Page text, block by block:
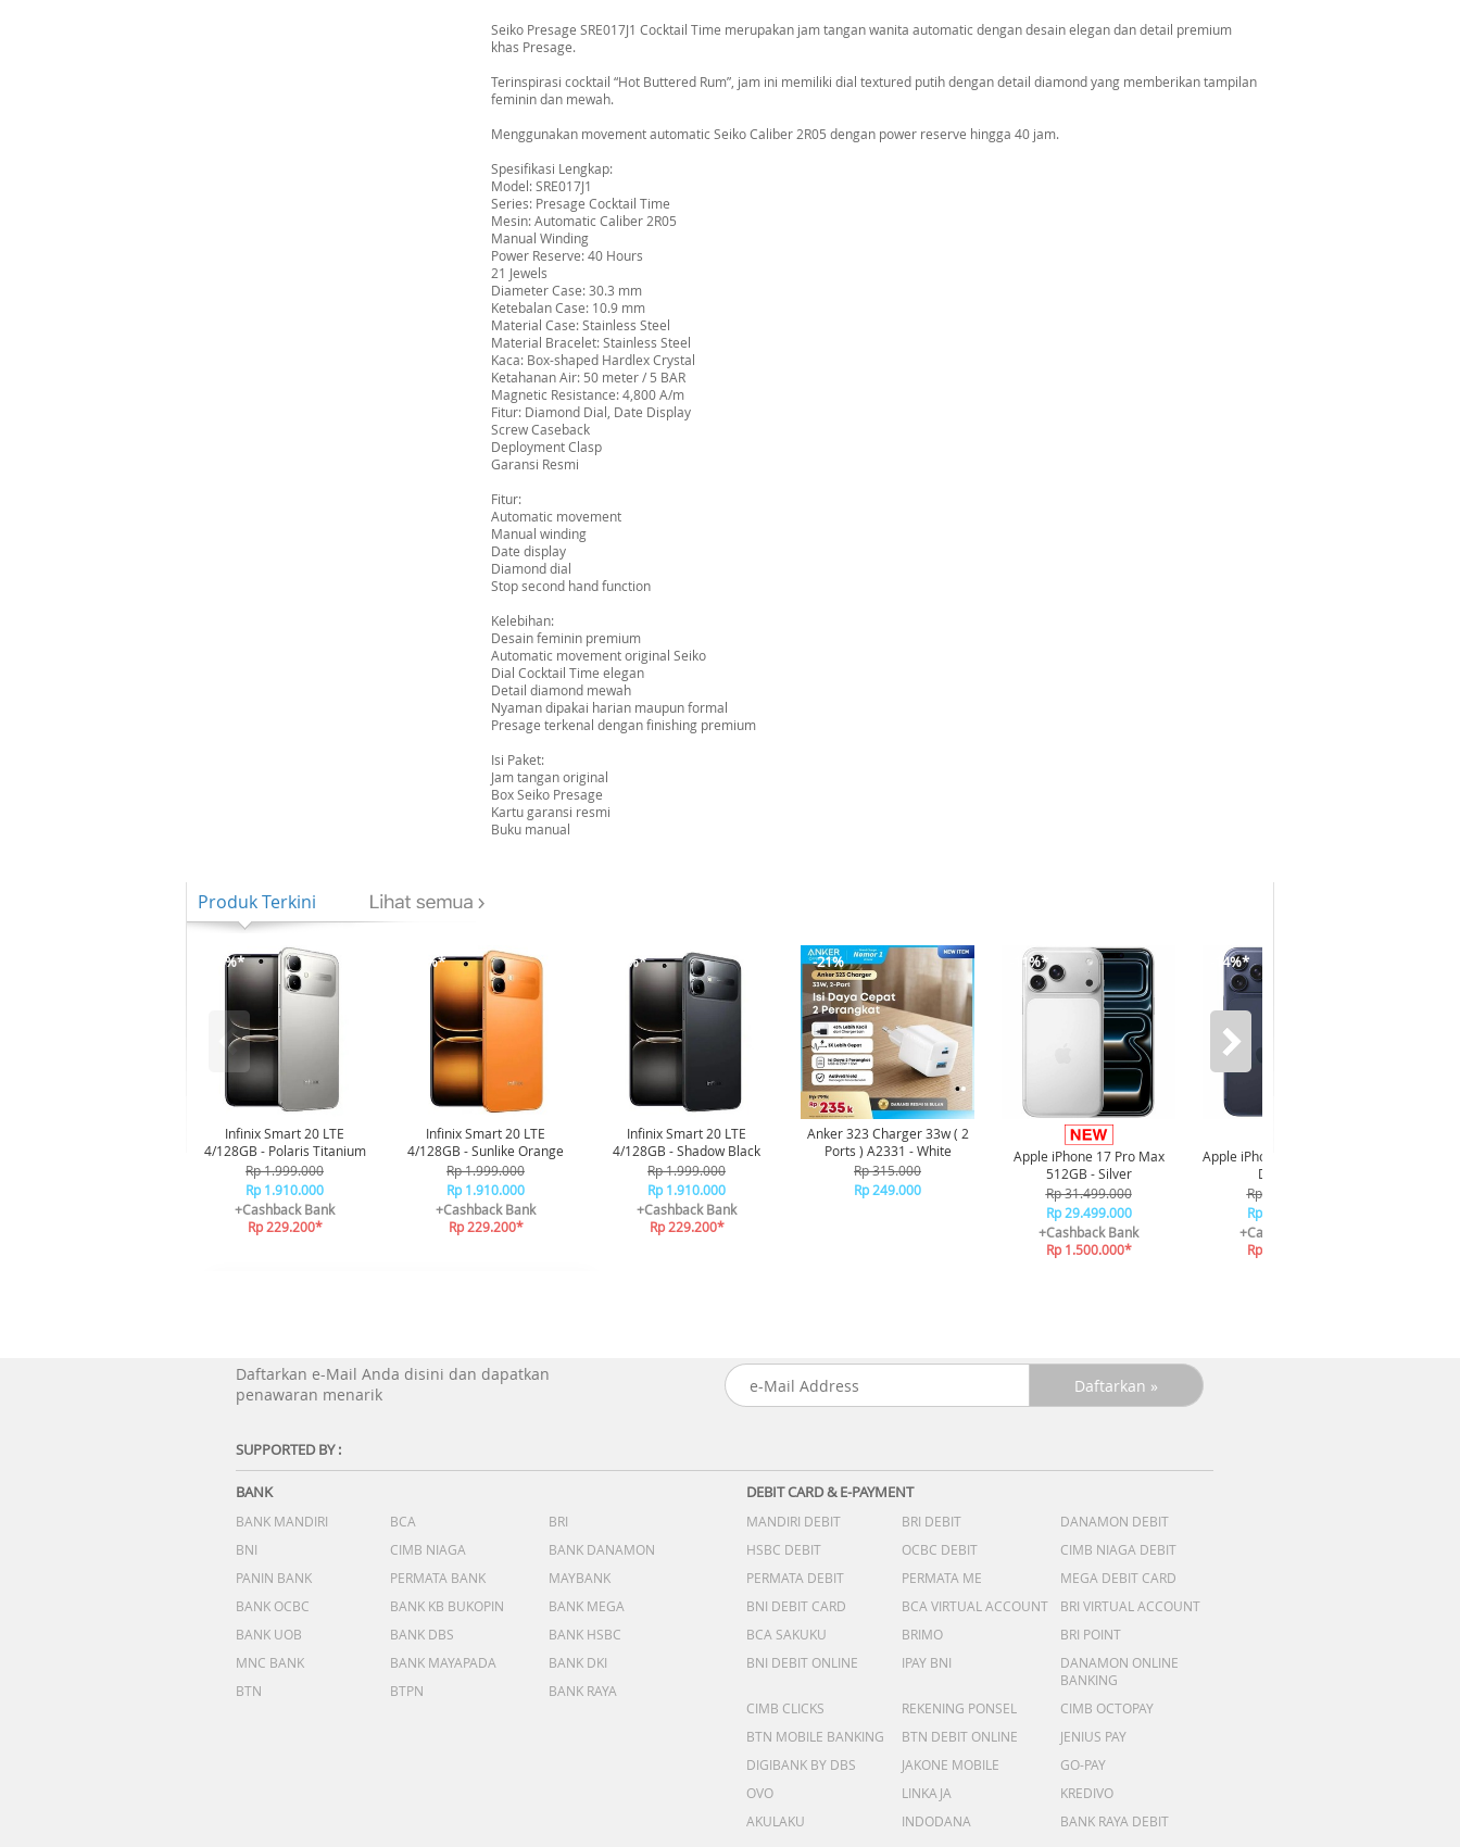
Seiko Presage SRE017J1 Cocktail Time merupakan jam tangan wanita automatic dengan desain elegan dan detail premium
khas Presage.
Terinspirasi cocktail “Hot Buttered Rum”, jam ini memiliki dial textured putih dengan detail diamond yang memberikan tampilan
feminin dan mewah.
Menggunakan movement automatic Seiko Caliber 2R05 dengan power reserve hingga 40 jam.
Spesifikasi Lengkap:
Model: SRE017J1
Series: Presage Cocktail Time
Mesin: Automatic Caliber 2R05
Manual Winding
Power Reserve: 40 Hours
21 Jewels
Diameter Case: 30.3 mm
Ketebalan Case: 10.9 mm
Material Case: Stainless Steel
Material Bracelet: Stainless Steel
Kaca: Box-shaped Hardlex Crystal
Ketahanan Air: 50 meter / 5 BAR
Magnetic Resistance: 4,800 A/m
Fitur: Diamond Dial, Date Display
Screw Caseback
Deployment Clasp
Garansi Resmi
Fitur:
Automatic movement
Manual winding
Date display
Diamond dial
Stop second hand function
Kelebihan:
Desain feminin premium
Automatic movement original Seiko
Dial Cocktail Time elegan
Detail diamond mewah
Nyaman dipakai harian maupun formal
Presage terkenal dengan finishing premium
Isi Paket:
Jam tangan original
Box Seiko Presage
Kartu garansi resmi
Buku manual
Produk Terkini
-16%*
Infinix Smart 20 LTE
4/128GB - Polaris Titanium
Rp 1.999.000
Rp 1.910.000
+Cashback Bank
Rp 229.200*
-16%*
Infinix Smart 20 LTE
4/128GB - Sunlike Orange
Rp 1.999.000
Rp 1.910.000
+Cashback Bank
Rp 229.200*
-16%*
Infinix Smart 20 LTE
4/128GB - Shadow Black
Rp 1.999.000
Rp 1.910.000
+Cashback Bank
Rp 229.200*
-21%
Anker 323 Charger 33w ( 2
Ports ) A2331 - White
Rp 315.000
Rp 249.000
-11%*
Apple iPhone 17 Pro Max
512GB - Silver
Rp 31.499.000
Rp 29.499.000
+Cashback Bank
Rp 1.500.000*
-14%*
Apple iPhone 17 Pro 256GB -
Deep Blue
Rp 24.999.000
Rp 22.999.000
+Cashback Bank
Rp 1.500.000*
Daftarkan e-Mail Anda disini dan dapatkan
penawaran menarik
SUPPORTED BY :
BANK
BANK MANDIRI BCA
BRI
BNI
CIMB NIAGA
BANK DANAMON
PANIN BANK
PERMATA BANK
MAYBANK
BANK OCBC
BANK KB BUKOPIN
BANK MEGA
BANK UOB
BANK DBS
BANK HSBC
MNC BANK
BANK MAYAPADA
BANK DKI
BTN
BTPN BANK RAYA
DEBIT CARD & E-PAYMENT
MANDIRI DEBIT BRI DEBIT
DANAMON DEBIT
HSBC DEBIT
OCBC DEBIT
CIMB NIAGA DEBIT
PERMATA DEBIT
PERMATA ME
MEGA DEBIT CARD
BNI DEBIT CARD
BCA VIRTUAL ACCOUNT
BRI VIRTUAL ACCOUNT
BCA SAKUKU
BRIMO
BRI POINT
BNI DEBIT ONLINE
IPAY BNI
DANAMON ONLINE
BANKING
CIMB CLICKS
REKENING PONSEL
CIMB OCTOPAY
BTN MOBILE BANKING
BTN DEBIT ONLINE
JENIUS PAY
DIGIBANK BY DBS
JAKONE MOBILE
GO-PAY
OVO
LINKAJA
KREDIVO
AKULAKU
INDODANA BANK RAYA DEBIT